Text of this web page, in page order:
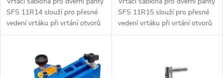
u
k
u
k
SFS 11R14 slouží pro přesné
vedení vrtáku při vrtání otvorů
na čepy závěsu do zárubní a
SFS 11R15 slouží pro přesné
vedení vrtáku při vrtání otvorů
na čepy závěsu do zárubní a